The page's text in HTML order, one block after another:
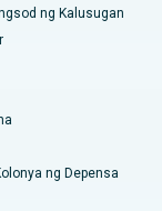
Main Road,
Road, Kolkata
Mumbai
ng Kalusugan
ng Depensa